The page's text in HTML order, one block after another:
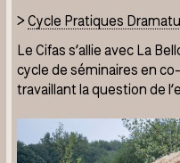
>Cycle Pratiques
Le Cifas s’allie avec La
cycle de séminaires en
travaillant la question de